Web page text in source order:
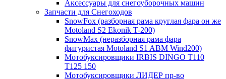
Аксессуары для снегоуборочных машин
Запчасти для Снегоходов
SnowFox (разборная рама круглая фара он же
Motoland S2 Ekonik T-200)
SnowMax (неразборная рама фара
фигуристая Motoland S1 ABM Wind200)
Мотобуксировщики IRBIS DINGO Т110
Т125 150
Мотобуксировщики ЛИДЕР пр-во